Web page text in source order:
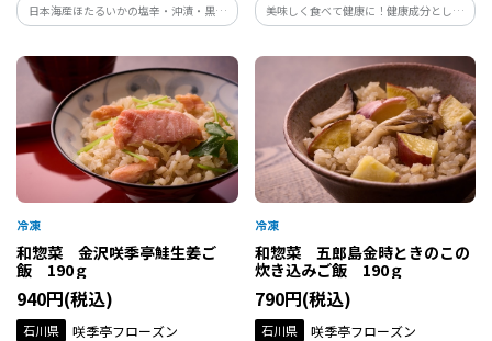
日本海産ほたるいかの塩辛・沖漬・黒作
り・粕漬・醤油漬わさび風味が各１袋、
らお届けします。
美味しく食べて健康に！健康成分として
注目されるαｰリノレン酸がたっぷりの富
合わせた風味豊かなふりかけを、薬都・
富山からお届けします。
和惣菜 金沢咲季亭鮭生姜ご
飯 190ｇ
940円(税込)
石川県 咲季亭フローズン
和惣菜 五郎島金時ときのこの
炊き込みご飯 190ｇ
790円(税込)
石川県 咲季亭フローズン